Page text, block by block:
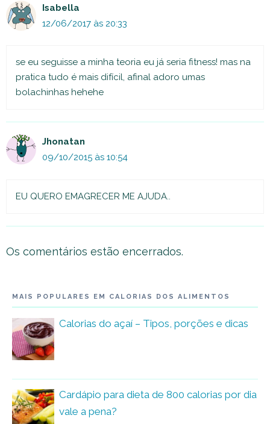
Isabella
12/06/2017 às 20:33
se eu seguisse a minha teoria eu já seria fitness! mas na
pratica tudo é mais difícil, afinal adoro umas
bolachinhas hehehe
Jhonatan
09/10/2015 às 10:54
EU QUERO EMAGRECER ME AJUDA..
Os comentários estão encerrados.
MAIS POPULARES EM CALORIAS DOS ALIMENTOS
Calorias do açaí – Tipos, porções e dicas
Cardápio para dieta de 800 calorias por dia
vale a pena?